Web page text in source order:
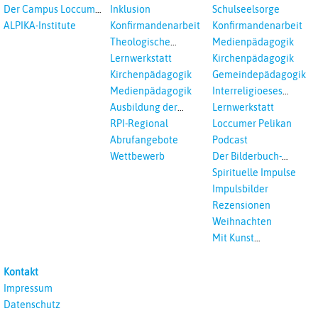
Der Campus Loccum
und Loccumer
ALPIKA-Institute
Inklusion
Konfirmandenarbeit
Theologische
Fortbildungen,
Ökumenisches und
Interreligöses Lernen
Lernwerkstatt
Kirchenpädagogik
Medienpädagogik
Ausbildung der
Vikar*innen
RPI-Regional
Abrufangebote
Wettbewerb
Schulseelsorge
Konfirmandenarbeit
Medienpädagogik
Kirchenpädagogik
Gemeindepädagogik
Interreligioeses
Lernen
Lernwerkstatt
Loccumer Pelikan
Podcast
Der Bilderbuch-
Podcast
Spirituelle Impulse
Impulsbilder
Rezensionen
Weihnachten
Mit Kunst
Kontakt
Impressum
Datenschutz